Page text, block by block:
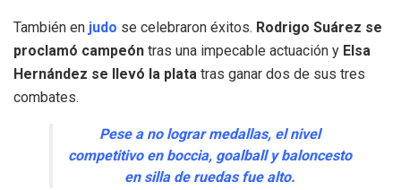
También en judo se celebraron éxitos. Rodrigo Suárez se
proclamó campeón tras una impecable actuación y Elsa
Hernández se llevó la plata tras ganar dos de sus tres
combates.
Pese a no lograr medallas, el nivel
competitivo en boccia, goalball y baloncesto
en silla de ruedas fue alto.